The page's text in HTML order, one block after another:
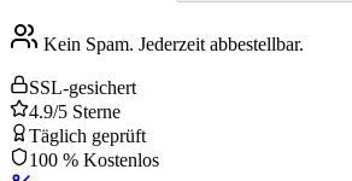
Kein Spam. Jederzeit abbestellbar.
SSL-gesichert
4.9/5 Sterne
Täglich geprüft
100 % Kostenlos